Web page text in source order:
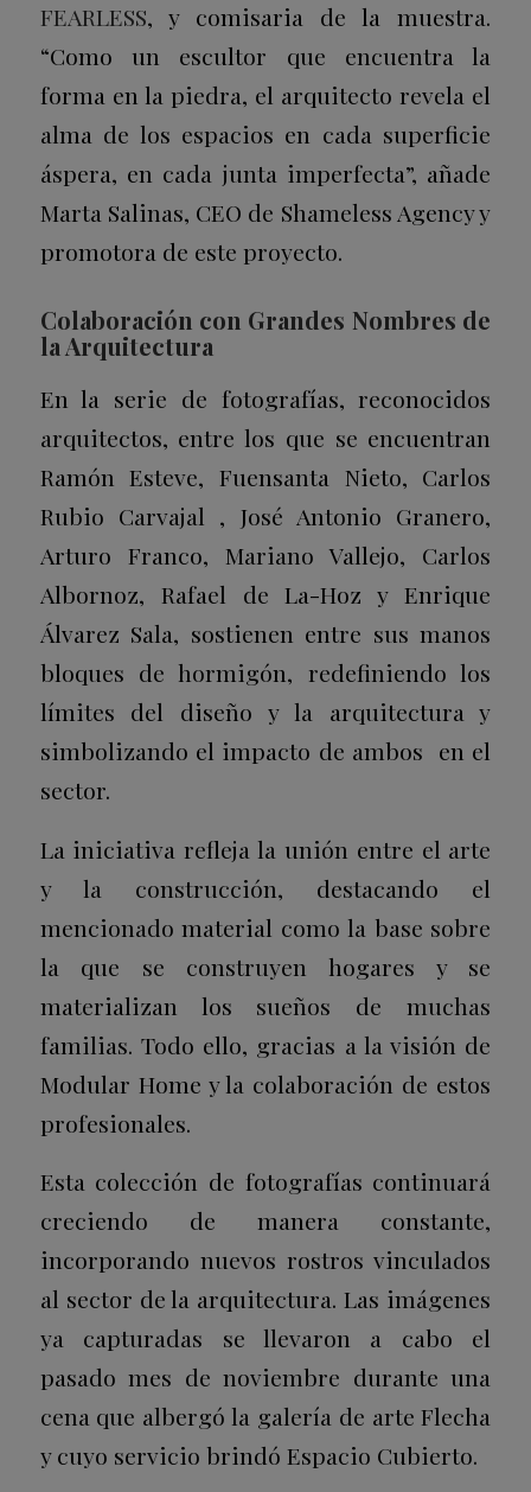
FEARLESS, y comisaria de la muestra.
“Como un escultor que encuentra la
forma en la piedra, el arquitecto revela el
alma de los espacios en cada superficie
áspera, en cada junta imperfecta”, añade
Marta Salinas, CEO de Shameless Agency y
promotora de este proyecto.
Colaboración con Grandes Nombres de
la Arquitectura
En la serie de fotografías, reconocidos
arquitectos, entre los que se encuentran
Ramón Esteve, Fuensanta Nieto, Carlos
Rubio Carvajal , José Antonio Granero,
Arturo Franco, Mariano Vallejo, Carlos
Albornoz, Rafael de La-Hoz y Enrique
Álvarez Sala, sostienen entre sus manos
bloques de hormigón, redefiniendo los
límites del diseño y la arquitectura y
simbolizando el impacto de ambos en el
sector.
La iniciativa refleja la unión entre el arte
y la construcción, destacando el
mencionado material como la base sobre
la que se construyen hogares y se
materializan los sueños de muchas
familias. Todo ello, gracias a la visión de
Modular Home y la colaboración de estos
profesionales.
Esta colección de fotografías continuará
creciendo de manera constante,
incorporando nuevos rostros vinculados
al sector de la arquitectura. Las imágenes
ya capturadas se llevaron a cabo el
pasado mes de noviembre durante una
cena que albergó la galería de arte Flecha
y cuyo servicio brindó Espacio Cubierto.